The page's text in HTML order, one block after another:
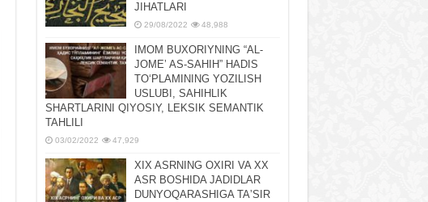
JIHATLARI
29/08/2022 48,988
IMOM BUXORIYNING “AL-
JOMEʼ AS-SAHIH” HADIS
TOʻPLAMINING YOZILISH
USLUBI, SAHIHLIK
SHARTLARINI QIYOSIY, LЕKSIK SЕMANTIK
TAHLILI
03/02/2022 47,929
XIX ASRNING OXIRI VA XX
ASR BOSHIDA JADIDLAR
DUNYOQARASHIGA TAʼSIR